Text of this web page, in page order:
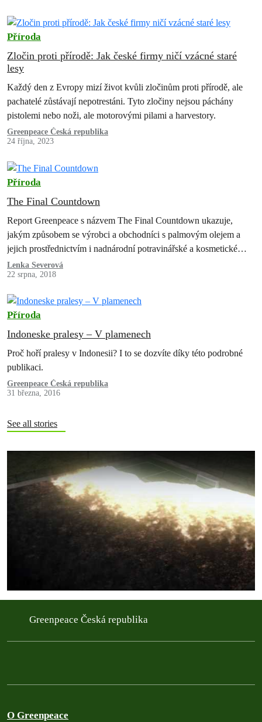
Příroda
Zločin proti přírodě: Jak české firmy ničí vzácné staré
lesy
Každý den z Evropy mizí život kvůli zločinům proti přírodě, ale
pachatelé zůstávají nepotrestáni. Tyto zločiny nejsou páchány
pistolemi nebo noži, ale motorovými pilami a harvestory.
Greenpeace Česká republika
24 října, 2023
Příroda
The Final Countdown
Report Greenpeace s názvem The Final Countdown ukazuje,
jakým způsobem se výrobci a obchodníci s palmovým olejem a
jejich prostřednictvím i nadnárodní potravinářské a kosmetické
firmy podílely na destrukci pralesů.…
Lenka Severová
22 srpna, 2018
Příroda
Indoneske pralesy – V plamenech
Proč hoří pralesy v Indonesii? I to se dozvíte díky této podrobné
publikaci.
Greenpeace Česká republika
31 března, 2016
See all stories
Greenpeace Česká republika
O Greenpeace